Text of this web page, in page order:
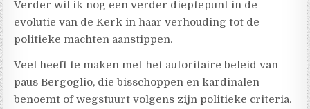
Verder wil ik nog een verder dieptepunt in de
evolutie van de Kerk in haar verhouding tot de
politieke machten aanstippen.
Veel heeft te maken met het autoritaire beleid van
paus Bergoglio, die bisschoppen en kardinalen
benoemt of wegstuurt volgens zijn politieke criteria.